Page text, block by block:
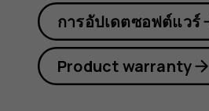
การอัปเดตซอฟต์แวร์
Product warranty